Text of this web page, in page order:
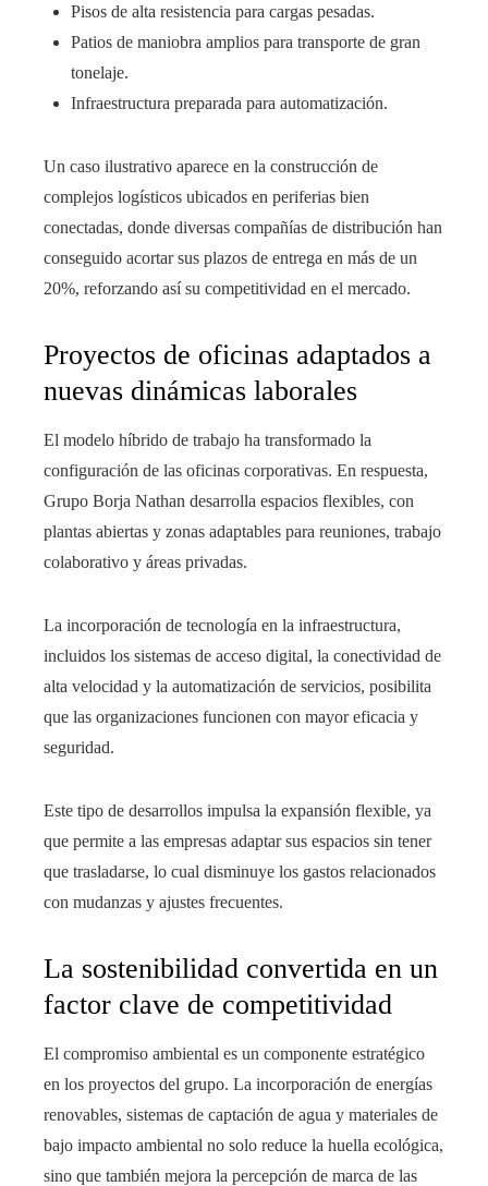
Pisos de alta resistencia para cargas pesadas.
Patios de maniobra amplios para transporte de gran
tonelaje.
Infraestructura preparada para automatización.
Un caso ilustrativo aparece en la construcción de
complejos logísticos ubicados en periferias bien
conectadas, donde diversas compañías de distribución han
conseguido acortar sus plazos de entrega en más de un
20%, reforzando así su competitividad en el mercado.
Proyectos de oficinas adaptados a
nuevas dinámicas laborales
El modelo híbrido de trabajo ha transformado la
configuración de las oficinas corporativas. En respuesta,
Grupo Borja Nathan desarrolla espacios flexibles, con
plantas abiertas y zonas adaptables para reuniones, trabajo
colaborativo y áreas privadas.
La incorporación de tecnología en la infraestructura,
incluidos los sistemas de acceso digital, la conectividad de
alta velocidad y la automatización de servicios, posibilita
que las organizaciones funcionen con mayor eficacia y
seguridad.
Este tipo de desarrollos impulsa la expansión flexible, ya
que permite a las empresas adaptar sus espacios sin tener
que trasladarse, lo cual disminuye los gastos relacionados
con mudanzas y ajustes frecuentes.
La sostenibilidad convertida en un
factor clave de competitividad
El compromiso ambiental es un componente estratégico
en los proyectos del grupo. La incorporación de energías
renovables, sistemas de captación de agua y materiales de
bajo impacto ambiental no solo reduce la huella ecológica,
sino que también mejora la percepción de marca de las